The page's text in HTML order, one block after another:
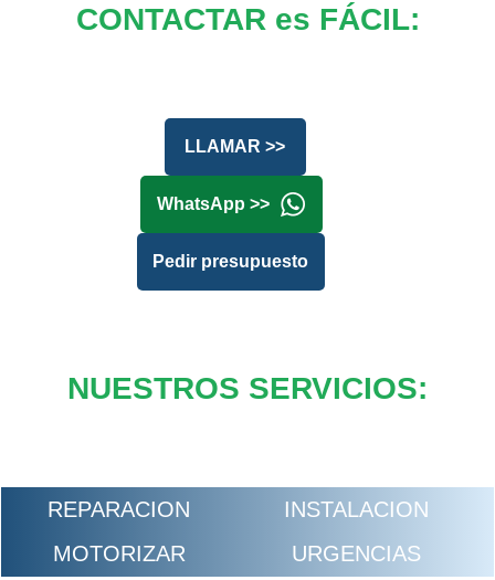
CONTACTAR es FÁCIL:
LLAMAR >>
WhatsApp >>
Pedir presupuesto
NUESTROS SERVICIOS:
REPARACION
INSTALACION
MOTORIZAR
URGENCIAS